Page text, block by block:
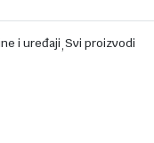
i uređaji,Svi proizvodi